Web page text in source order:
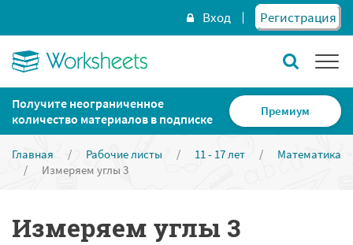
Вход Регистрация
Получите неограниченное
количество материалов в подписке
Премиум
Главная / Рабочие листы / 11 - 17 лет /
Математика
/
Измеряем углы 3
Измеряем углы 3